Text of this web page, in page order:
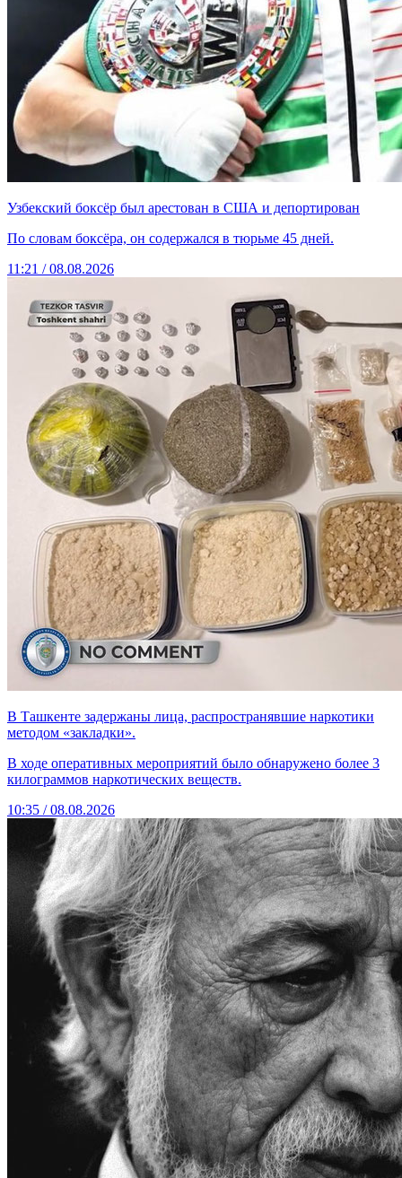
Узбекский боксёр был арестован в США и депортирован
По словам боксёра, он содержался в тюрьме 45 дней.
11:21 / 08.08.2026
В Ташкенте задержаны лица, распространявшие наркотики
методом «закладки».
В ходе оперативных мероприятий было обнаружено более 3
килограммов наркотических веществ.
10:35 / 08.08.2026